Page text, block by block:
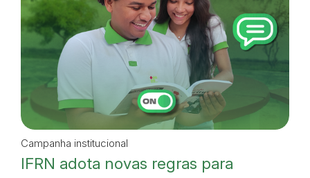
Campanha institucional
IFRN adota novas regras para